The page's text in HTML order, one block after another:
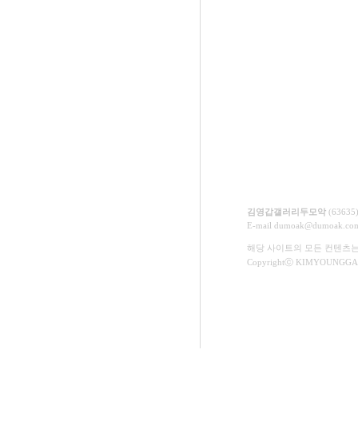
김영갑갤러리두모악
E-mail
해당 사이트의 모든 컨텐츠
Copyrightⓒ